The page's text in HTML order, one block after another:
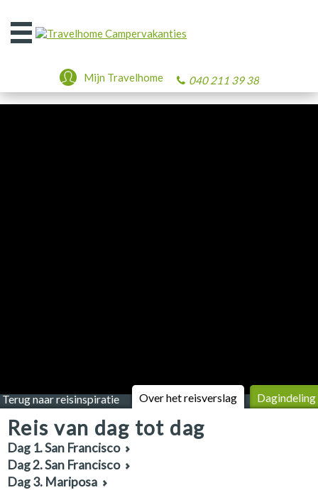
Open
het
040 211 39 38
Mijn Travelhome
Terug naar reisinspiratie Over het reisverslag Dagindeling
Reis van dag tot dag
Dag 1. San Francisco
Dag 2. San Francisco
Dag 3. Mariposa